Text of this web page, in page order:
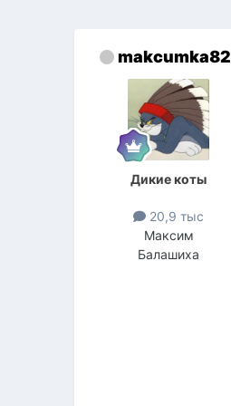
makcumka82
Дикие коты
20,9 тыс
Максим
Балашиха